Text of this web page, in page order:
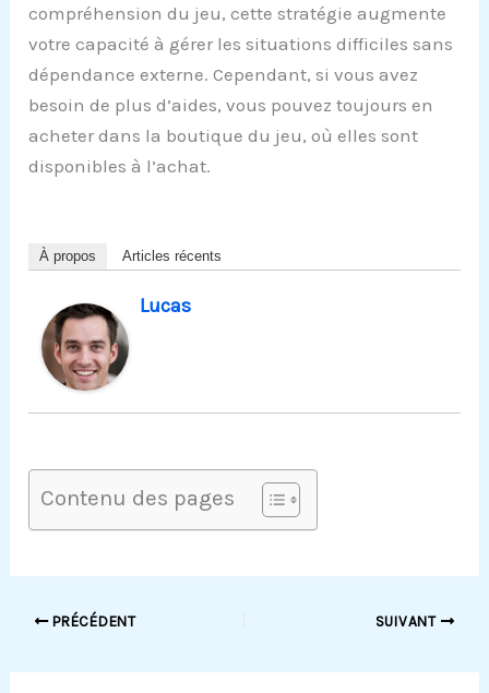
compréhension du jeu, cette stratégie augmente
votre capacité à gérer les situations difficiles sans
dépendance externe. Cependant, si vous avez
besoin de plus d’aides, vous pouvez toujours en
acheter dans la boutique du jeu, où elles sont
disponibles à l’achat.
À propos Articles récents
Lucas
Contenu des pages
PRÉCÉDENT SUIVANT